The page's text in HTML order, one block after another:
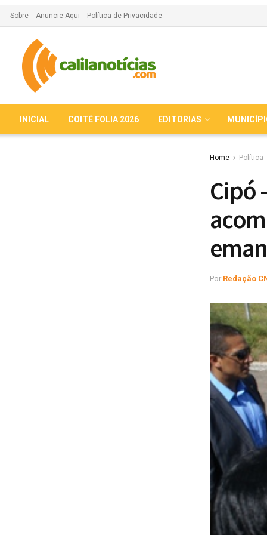
Sobre Anuncie Aqui Política de Privacidade
INICIAL COITÉ FOLIA 2026 EDITORIAS
Home Política
Cipó
Por Redação